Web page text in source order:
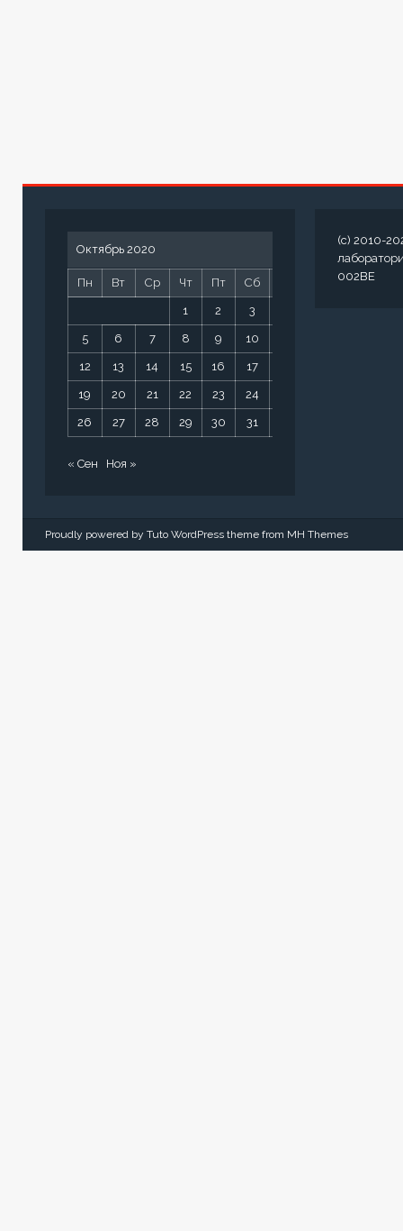
Октябрь 2020
Пн Вт Ср Чт Пт Сб
1 2 3
5 6 7 8 9 10
12 13 14 15 16 17
19 20 21 22 23 24
26 27 28 29 30 31
« Сен Ноя »
(c) 2010-
002BE
Proudly powered by Tuto WordPress theme from MH Themes